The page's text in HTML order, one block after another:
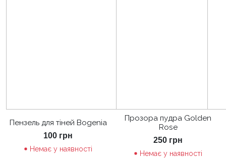
Пензель для тіней Bogenia
100 грн
Немає у наявності
Прозора пудра Golden
Rose
250 грн
Немає у наявності